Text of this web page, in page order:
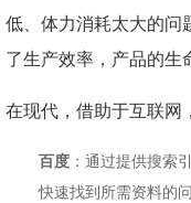
低、体力消耗太大的问
了生产效率，产品的生
在现代，借助于互联网
百度 ：通过提供搜索
快速找到所需资料的